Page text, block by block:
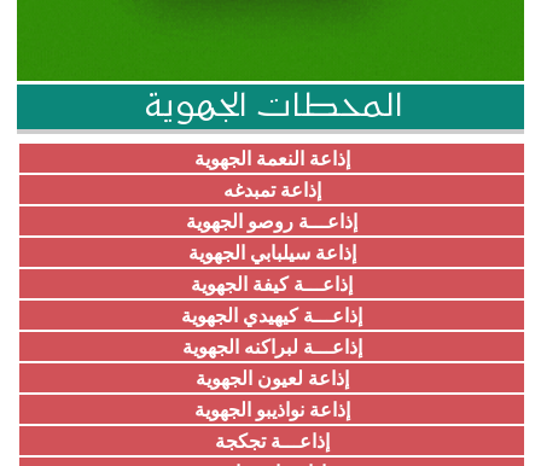
المحطات الجهوية
إذاعة النعمة الجهوية
إذاعة تمبدغه
إذاعـــة روصو الجهوية
إذاعة سيلبابي الجهوية
إذاعـــة كيفة الجهوية
إذاعـــة كيهيدي الجهوية
إذاعـــة لبراكنه الجهوية
إذاعة لعيون الجهوية
إذاعة نواذيبو الجهوية
إذاعـــة تجكجة